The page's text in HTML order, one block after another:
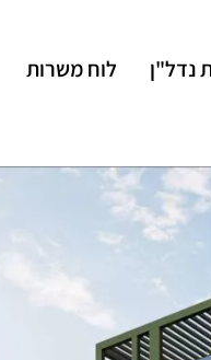
נדל"ן לוח משרות